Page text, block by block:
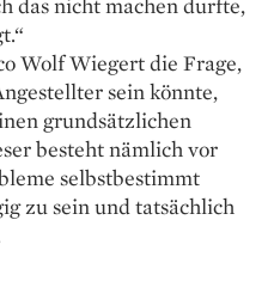
Wolf Wiegert die Frage,
sein könnte,
grundsätzlichen
besteht nämlich vor
selbstbestimmt
zu sein und tatsächlich